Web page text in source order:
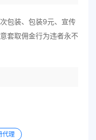
包装、包装9元、宣传
套取佣金行为违者永不
代理